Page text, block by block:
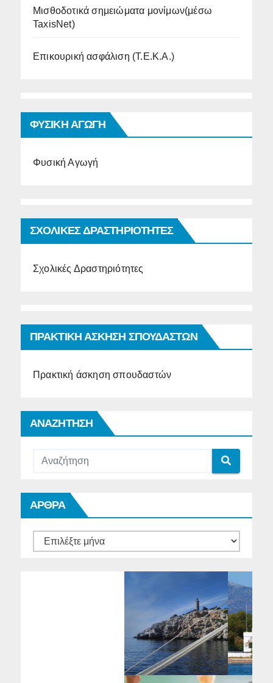
Μισθοδοτικά σημειώματα μονίμων(μέσω
TaxisNet)
Επικουρική ασφάλιση (Τ.Ε.Κ.Α.)
ΦΥΣΙΚΗ ΑΓΩΓΗ
Φυσική Αγωγή
ΣΧΟΛΙΚΕΣ ΔΡΑΣΤΗΡΙΟΤΗΤΕΣ
Σχολικές Δραστηριότητες
ΠΡΑΚΤΙΚΗ ΑΣΚΗΣΗ ΣΠΟΥΔΑΣΤΩΝ
Πρακτική άσκηση σπουδαστών
ΑΝΑΖΗΤΗΣΗ
ΑΡΘΡΑ
ΑΡΘΡΑ